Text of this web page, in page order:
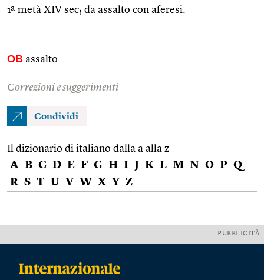
1ª metà XIV sec; da assalto con aferesi.
OB assalto
Correzioni e suggerimenti
Condividi
Il dizionario di italiano dalla a alla z
A B C D E F G H I J K L M N O P Q
R S T U V W X Y Z
PUBBLICITÀ